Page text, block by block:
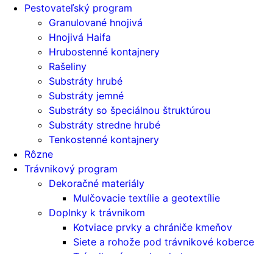
Pestovateľský program
Granulované hnojivá
Hnojivá Haifa
Hrubostenné kontajnery
Rašeliny
Substráty hrubé
Substráty jemné
Substráty so špeciálnou štruktúrou
Substráty stredne hrubé
Tenkostenné kontajnery
Rôzne
Trávnikový program
Dekoračné materiály
Mulčovacie textílie a geotextílie
Doplnky k trávnikom
Kotviace prvky a chrániče kmeňov
Siete a rohože pod trávnikové koberce